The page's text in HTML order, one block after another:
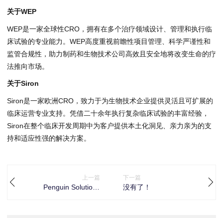
关于WEP
WEP是一家全球性CRO，拥有在多个治疗领域设计、管理和执行临
床试验的专业能力。WEP高度重视前瞻性项目管理、科学严谨性和
监管合规性，助力制药和生物技术公司高效且安全地将改变生命的疗
法推向市场。
关于Siron
Siron是一家欧洲CRO，致力于为生物技术企业提供灵活且可扩展的
临床运营专业支持。凭借二十余年执行复杂临床试验的丰富经验，
Siron在整个临床开发周期中为客户提供本土化洞见、亲力亲为的支
持和适应性强的解决方案。
上一篇
Penguin Solutions
下一篇
没有了！